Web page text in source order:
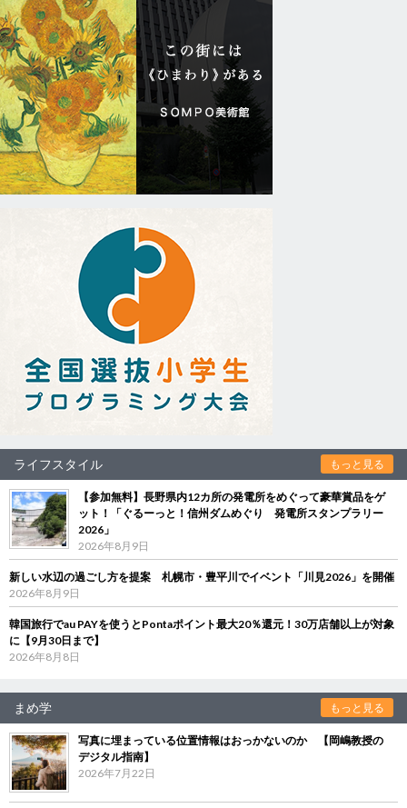
ライフスタイル もっと見る
【参加無料】長野県内12カ所の発電所をめぐって豪華賞品をゲ
ット！「ぐるーっと！信州ダムめぐり 発電所スタンプラリー
2026」
2026年8月9日
新しい水辺の過ごし方を提案 札幌市・豊平川でイベント「川見2026」を開催
2026年8月9日
韓国旅行でau PAYを使うとPontaポイント最大20％還元！30万店舗以上が対象
に【9月30日まで】
2026年8月8日
まめ学 もっと見る
写真に埋まっている位置情報はおっかないのか 【岡嶋教授の
デジタル指南】
2026年7月22日